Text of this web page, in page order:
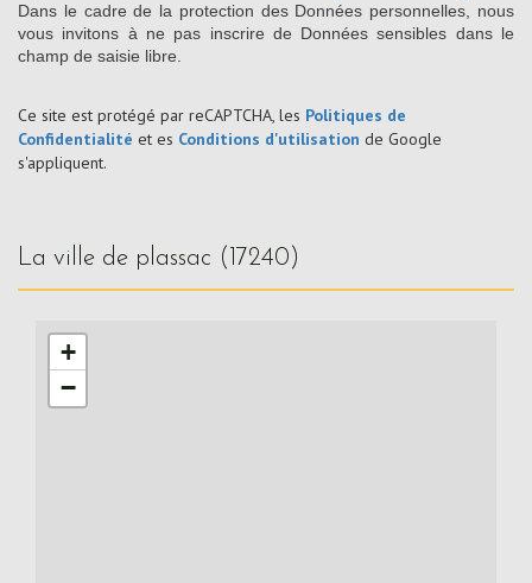
Dans le cadre de la protection des Données personnelles, nous
vous invitons à ne pas inscrire de Données sensibles dans le
champ de saisie libre.
Ce site est protégé par reCAPTCHA, les Politiques de
Confidentialité et es Conditions d'utilisation de Google
s'appliquent.
la ville de plassac (17240)
+
−